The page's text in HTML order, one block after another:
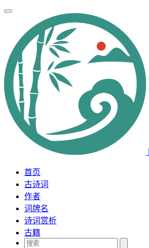
首页
古诗词
作者
词牌名
诗词赏析
古籍